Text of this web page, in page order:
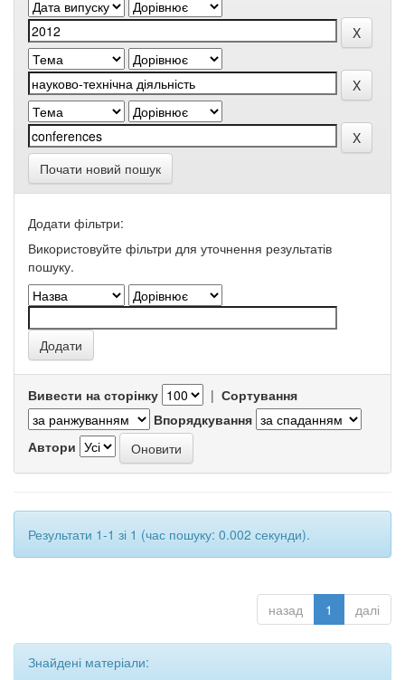
Почати новий пошук
Додати фільтри:
Використовуйте фільтри для уточнення результатів
пошуку.
Вивести на сторінку | Сортування
Впорядкування
Автори
Результати 1-1 зі 1 (час пошуку: 0.002 секунди).
назад 1 далі
Знайдені матеріали: